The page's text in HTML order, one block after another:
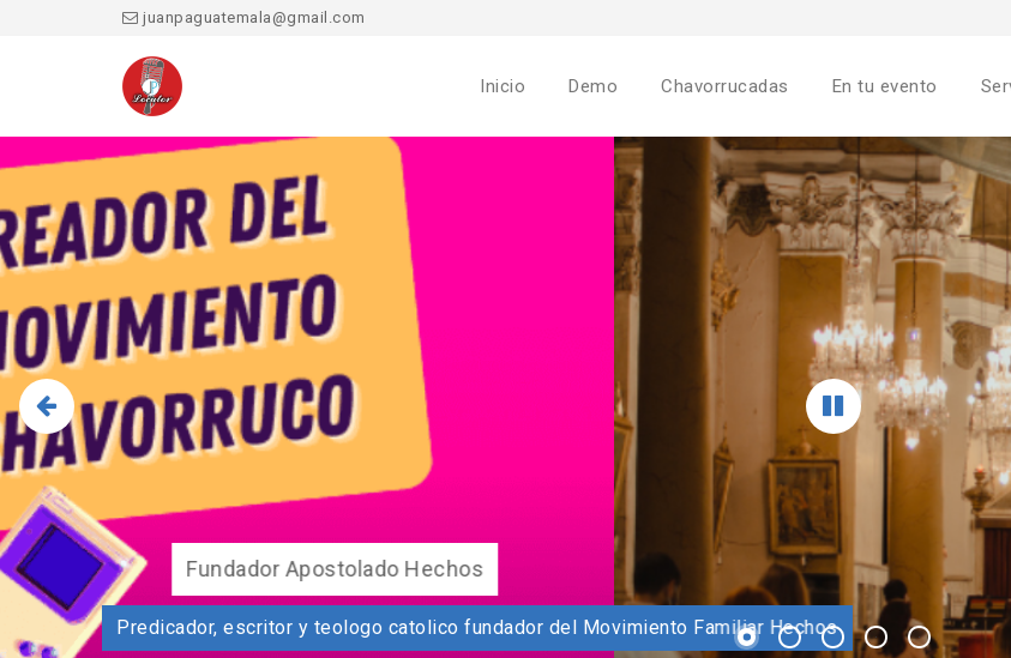
juanpaguatemala@gmail.com
Inicio Demo Chavorrucadas En tu evento
Fundador Apostolado Hechos
Predicador, escritor y teologo catolico fundador del Movimiento Familiar Hechos